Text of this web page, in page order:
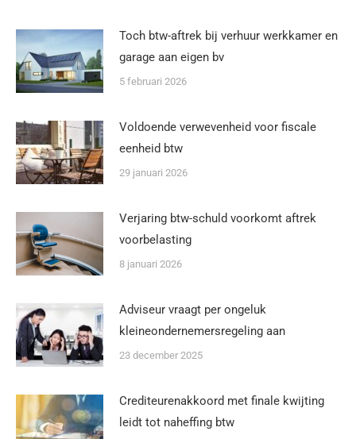
Toch btw-aftrek bij verhuur werkkamer en
garage aan eigen bv
5 februari 2026
Voldoende verwevenheid voor fiscale
eenheid btw
29 januari 2026
Verjaring btw-schuld voorkomt aftrek
voorbelasting
8 januari 2026
Adviseur vraagt per ongeluk
kleineondernemersregeling aan
23 december 2025
Crediteurenakkoord met finale kwijting
leidt tot naheffing btw